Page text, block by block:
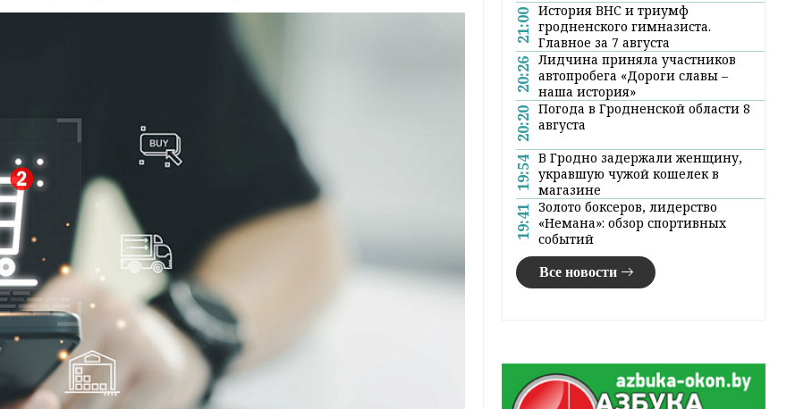
21:00 История ВНС и триумф
гродненского гимназиста.
Главное за 7 августа
20:26 Лидчина приняла участников
автопробега «Дороги славы –
наша история»
20:20 Погода в Гродненской области 8
августа
19:54 В Гродно задержали женщину,
укравшую чужой кошелек в
магазине
19:41 Золото боксеров, лидерство
«Немана»: обзор спортивных
событий
Все новости